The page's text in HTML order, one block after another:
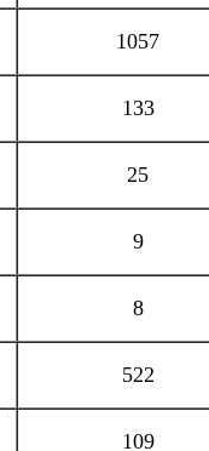
1057
133
25
9
8
522
109